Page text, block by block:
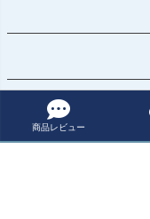
商品レビュー